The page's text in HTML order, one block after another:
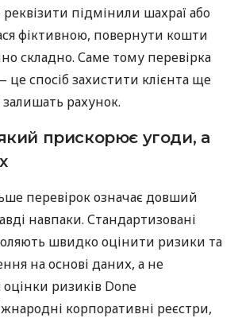
підмінили шахраї або
фіктивною, повернути кошти
складно. Саме тому перевірка
це спосіб захистити клієнта ще
залишать рахунок.
прискорює угоди, а
перевірок означає довший
навпаки. Стандартизовані
швидко оцінити ризики та
на основі даних, а не
ризиків Done
корпоративні реєстри,